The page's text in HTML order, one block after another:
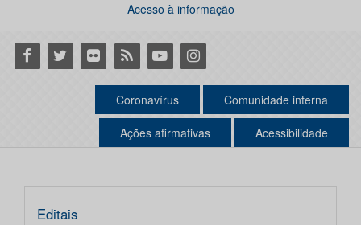
Acesso à informação
Facebook
Twitter Flickr RSS YoutubeInstagram
Coronavírus Comunidade interna
Ações afirmativas Acessibilidade
Editais